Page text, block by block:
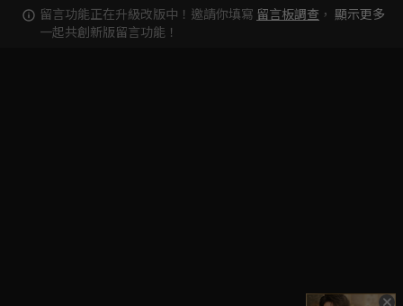
留言功能正在升級改版中！邀請你填寫 留言板調查 ，
一起共創新版留言功能！
顯示更多